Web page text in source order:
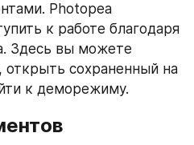
Photopea
к работе благодаря
Здесь вы можете
открыть сохраненный на
к деморежиму.